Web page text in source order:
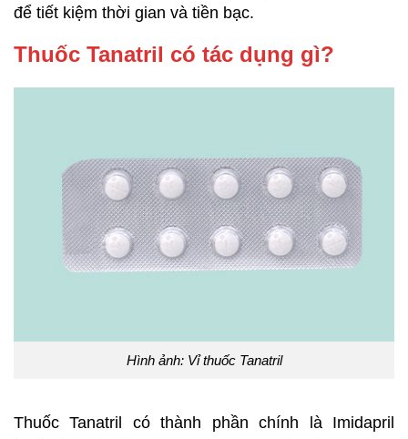
để tiết kiệm thời gian và tiền bạc.
Thuốc Tanatril có tác dụng gì?
Hình ảnh: Vỉ thuốc Tanatril
Thuốc Tanatril có thành phần chính là Imidapril